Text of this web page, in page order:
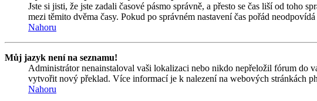
Jste si jisti, že jste zadali časové pásmo správně, a přesto se čas liší od toho
mezi těmito dvěma časy. Pokud po správném nastavení čas pořád
Nahoru
Můj jazyk není na seznamu!
Administrátor nenainstaloval vaši lokalizaci nebo nikdo nepřeložil fórum do
vytvořit nový překlad. Více informací je k nalezení na webových stránkách
Nahoru